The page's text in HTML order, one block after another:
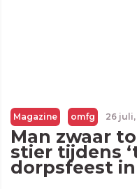
Magazine omfg 26
Man zwaar
stier tijdens
dorpsfeest